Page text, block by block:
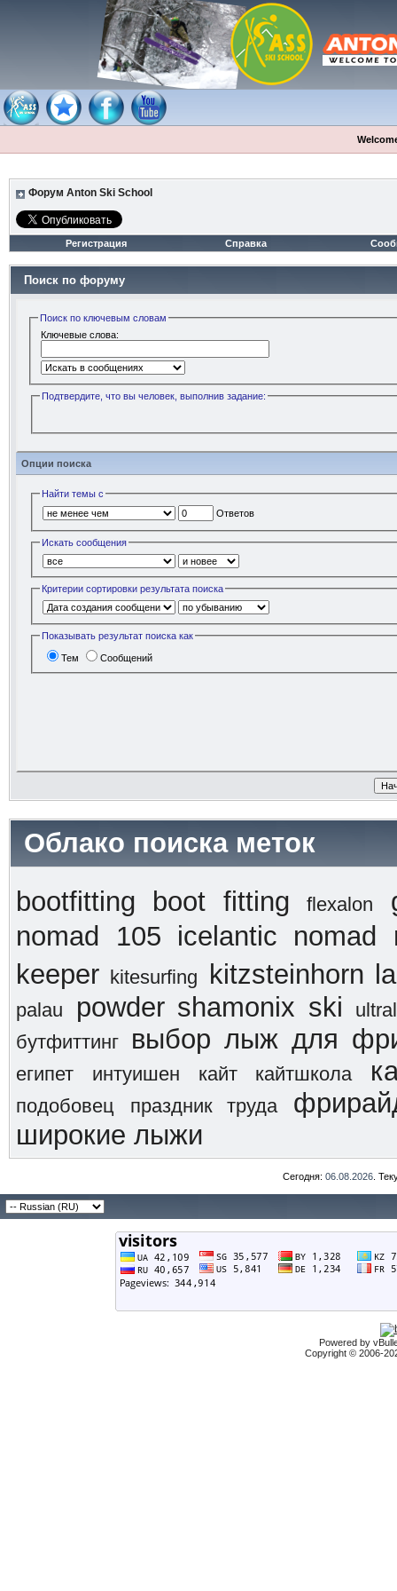
Форум Anton Ski School
Регистрация Справка
Поиск по форуму
Поиск по ключевым словам
Ключевые слова:
Подтвердите, что вы человек, выполнив задание:
Опции поиска
Найти темы с
Ответов
Искать сообщения
Критерии сортировки результата поиска
Показывать результат поиска как
Тем Сообщений
Облако поиска меток
bootfitting
boot fitting flexalon
nomad 105 icelantic nomad
keeper
kitesurfing kitzsteinhorn
palau powder shamonix ski
бутфиттинг
выбор лыж для
египет интуишен кайт кайтшкола
подобовец праздник труда
широкие лыжи
Сегодня: 06.08.2026 .
Powered by
Copyright © 2006-